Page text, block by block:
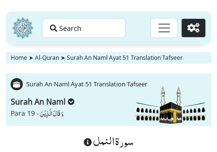
Search Go
Home ➤ Al-Quran ➤ Surah An Naml Ayat 51 Translation Tafseer
Surah An Naml Ayat 51 Translation Tafseer
Surah An Naml
Para 19 -وَ قَالَ الَّذِیْنَ
سورة النمل